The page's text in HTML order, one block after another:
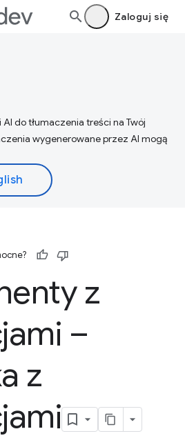
Zaloguj się
do tłumaczenia treści na Twój
wygenerowane przez AI mogą
z
–
z